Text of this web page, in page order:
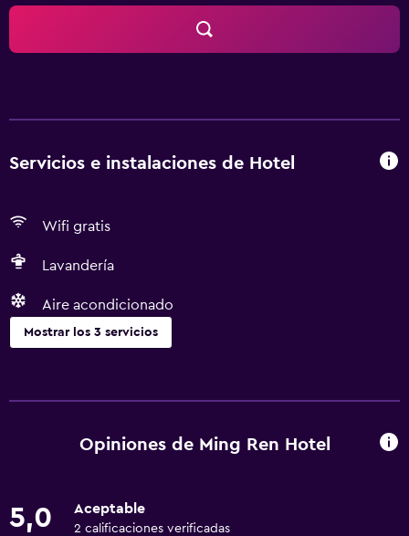
Servicios e instalaciones de Hotel
Wifi gratis
Lavandería
Aire acondicionado
Mostrar los 3 servicios
Wifi gratis
Lavandería
Opiniones de Ming Ren Hotel
5,0 Aceptable
2 calificaciones verificadas